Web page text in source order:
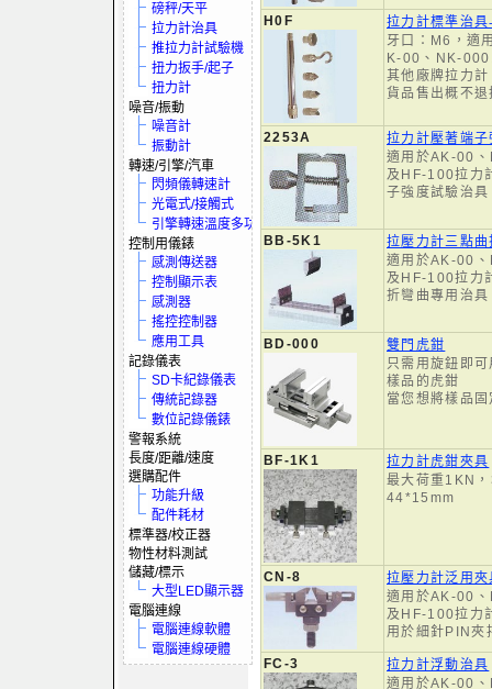
磅秤/天平
拉力計治具
推拉力計試驗機
扭力扳手/起子
扭力計
噪音/振動
噪音計
振動計
轉速/引擎/汽車
閃頻儀轉速計
光電式/接觸式
引擎轉速溫度多功電表
控制用儀錶
感測傳送器
控制顯示表
感測器
搖控控制器
應用工具
記錄儀表
SD卡紀錄儀表
傳統記錄器
數位記錄儀錶
警報系統
長度/距離/速度
選購配件
功能升級
配件耗材
標準器/校正器
物性材料測試
儲藏/標示
大型LED顯示器
電腦連線
電腦連線軟體
電腦連線硬體
H0F
拉力計標準治
牙口：M6，適
K-00、NK-000
其他廠牌拉力
貨品售出概不退
2253A
拉力計壓著端
適用於AK-00
及HF-100拉力
子強度試驗治具
BB-5K1
拉壓力計三點
適用於AK-00
及HF-100拉力
折彎曲專用治具
BD-000
雙門虎鉗
只需用旋鈕即
樣品的虎鉗
當您想將樣品
BF-1K1
拉力計虎鉗夾具
最大荷重1KN
44*15mm
CN-8
拉壓力計泛用
適用於AK-00
及HF-100拉力
用於細針PIN夾
FC-3
拉力計浮動治具
適用於AK-00